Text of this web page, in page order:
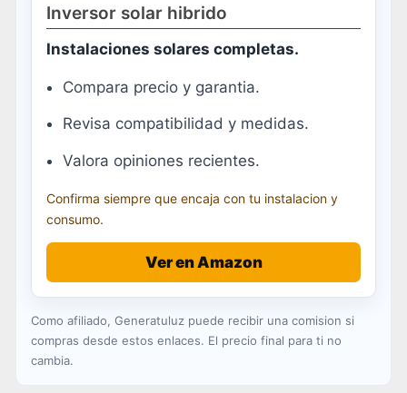
Inversor solar hibrido
Instalaciones solares completas.
Compara precio y garantia.
Revisa compatibilidad y medidas.
Valora opiniones recientes.
Confirma siempre que encaja con tu instalacion y
consumo.
Ver en Amazon
Como afiliado, Generatuluz puede recibir una comision si
compras desde estos enlaces. El precio final para ti no
cambia.